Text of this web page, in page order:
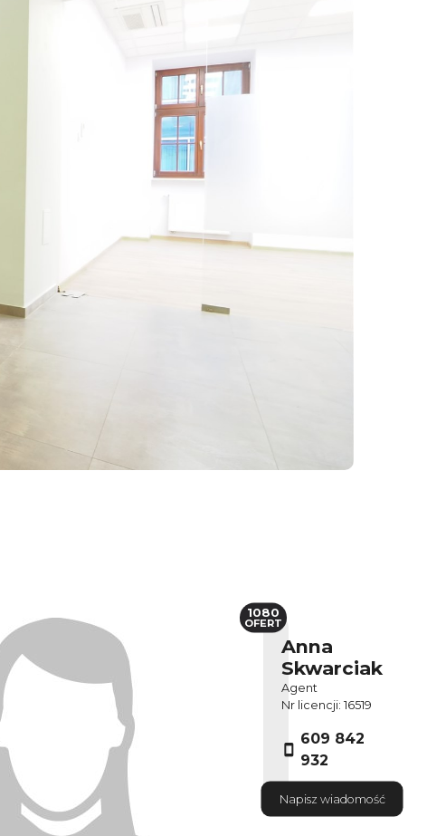
Anna
Skwarciak
Agent
Nr licencji: 16519
609 842
932
Napisz wiadomość
1080
OFERT